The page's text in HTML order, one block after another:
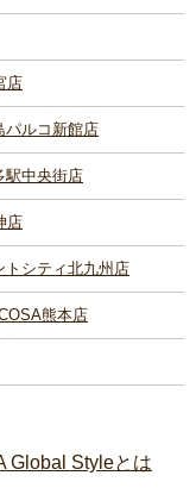
店
パルコ新館店
駅中央街店
店
トシティ北九州店
熊本店